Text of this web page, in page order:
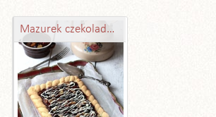
Mazurek czekoladowy – obłędny